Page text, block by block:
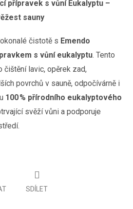
přípravek s vůní Eukalyptu –
sauny
čistotě s Emendo
s vůní eukalyptu. Tento
lavic, opěrek zad,
povrchů v sauně, odpočívárně i
100 % přírodního eukalyptového
svěží vůni a podporuje
SDÍLET